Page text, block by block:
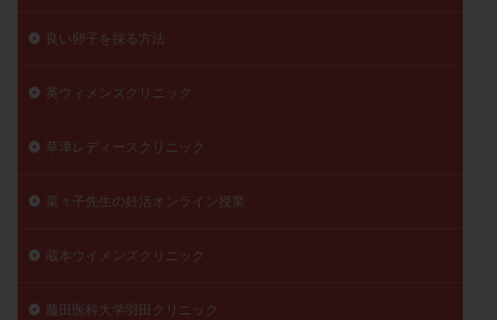
良い卵子を採る方法
英ウィメンズクリニック
草津レディースクリニック
菜々子先生の妊活オンライン授業
蔵本ウイメンズクリニック
藤田医科大学羽田クリニック